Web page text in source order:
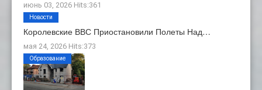
июнь 03, 2026 Hits:361
Королевские ВВС Приостановили Полеты Над…
мая 24, 2026 Hits:373
Новости
Образование